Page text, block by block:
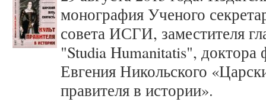
монография Ученого
совета ИСГИ, заместителя
"Studia Humanitatis", доктора
Евгения Никольского
правителя в истории».